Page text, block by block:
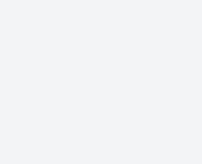
opens
opens
opens in new
opens in
opens in new
opens in new